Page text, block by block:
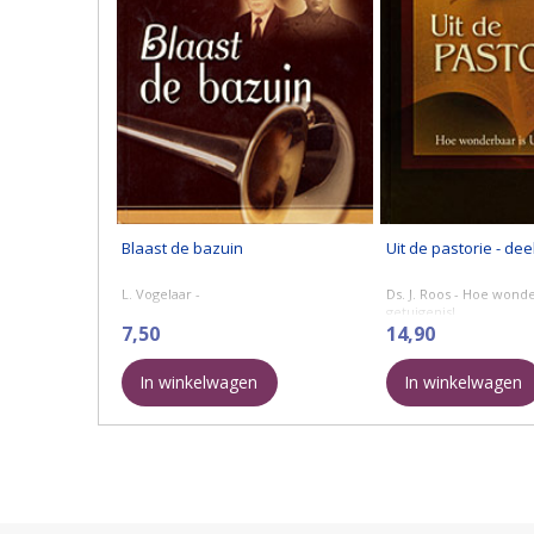
Blaast de bazuin
L. Vogelaar -
7,50
In winkelwagen
Uit de pastorie -
Ds. J. Roos - Hoe
getuigenis!
Ieder deel bevat een
van ds. J. Roos,
14,90
In winkelwagen